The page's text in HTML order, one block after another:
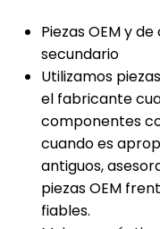
Piezas OEM y
secundario
Utilizamos
el fabricante
componentes
cuando es
antiguos,
piezas OEM
fiables.